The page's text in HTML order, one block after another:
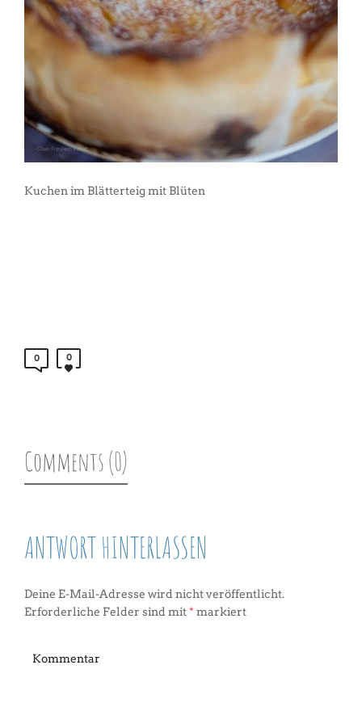
Kuchen im Blätterteig mit Blüten
0 0
Comments (0)
ANTWORT HINTERLASSEN
Deine E-Mail-Adresse wird nicht veröffentlicht.
Erforderliche Felder sind mit* markiert